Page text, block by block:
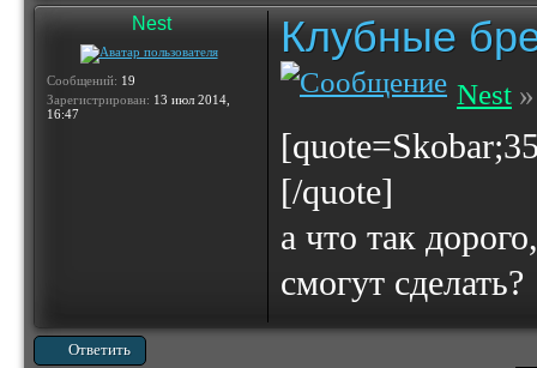
Nest
Сообщений: 19
Зарегистрирован: 13 июл 2014,
16:47
Клубные
Nest
[/quote]
а что так
смогут сделать?
Ответить